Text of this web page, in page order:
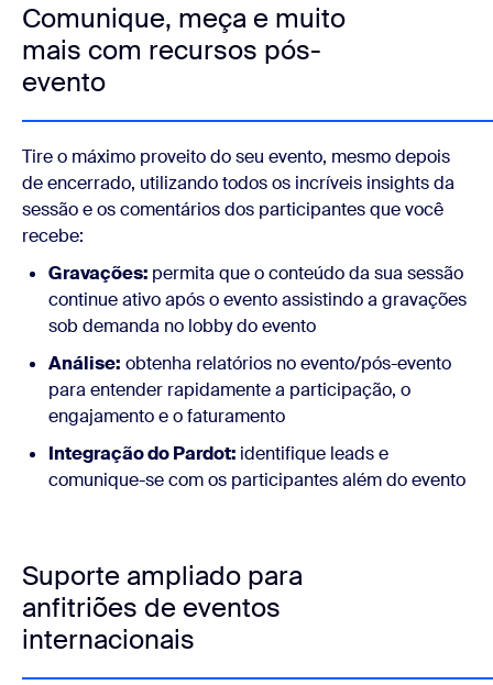
Comunique, meça e muito
mais com recursos pós-
evento
Tire o máximo proveito do seu evento, mesmo depois
de encerrado, utilizando todos os incríveis insights da
sessão e os comentários dos participantes que você
recebe:
Gravações: permita que o conteúdo da sua sessão
continue ativo após o evento assistindo a gravações
sob demanda no lobby do evento
Análise: obtenha relatórios no evento/pós-evento
para entender rapidamente a participação, o
engajamento e o faturamento
Integração do Pardot: identifique leads e
comunique-se com os participantes além do evento
Suporte ampliado para
anfitriões de eventos
internacionais